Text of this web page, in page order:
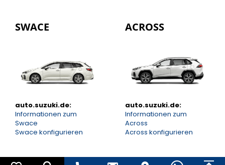
SWACE
auto.suzuki.de:
Informationen zum
Swace
Swace konfigurieren
ACROSS
auto.suzuki.de:
Informationen zum
Across
Across konfigurieren